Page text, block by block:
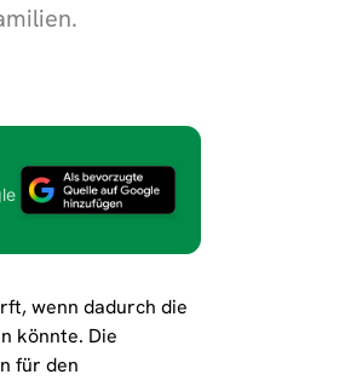
wenn dadurch die
könnte. Die
für den